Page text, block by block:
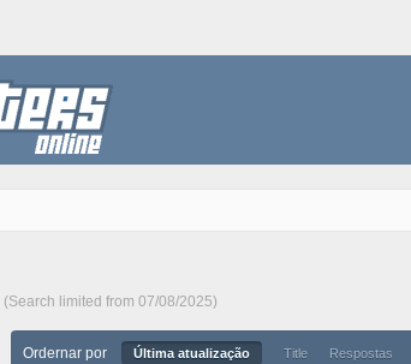
(Search limited from 07/08/2025)
Ordernar por Última atualização Title Respostas